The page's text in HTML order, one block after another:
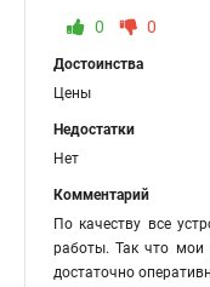
0 0
Достоинства
Цены
Недостатки
Нет
Комментарий
По качеству все
работы. Так что мои
достаточно